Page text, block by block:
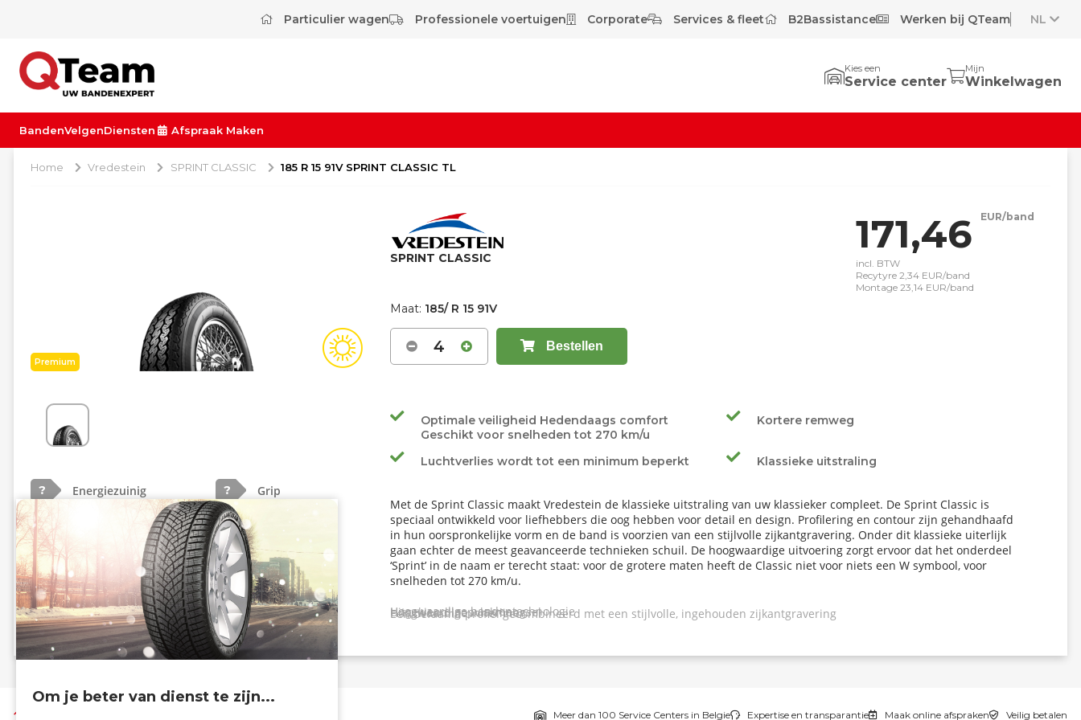
Om je beter van dienst te zijn...
Particulier wagen Professionele voertuigen Corporate Services & fleet B2Bassistance Werken bij QTeam NL
Kies een
Service center
Mijn
Winkelwagen
BandenVelgenDiensten Afspraak Maken
Home Vredestein SPRINT CLASSIC 185 R 15 91V SPRINT CLASSIC TL
Premium
? Energiezuinig ? Grip
Info eprel
SPRINT CLASSIC
171,46 EUR/band
incl. BTW
Recytyre 2,34 EUR/band
Montage 23,14 EUR/band
Maat: 185/ R 15 91V
4 Bestellen
Optimale veiligheid Hedendaags comfort
Geschikt voor snelheden tot 270 km/u
Kortere remweg
Luchtverlies wordt tot een minimum beperkt Klassieke uitstraling
Met de Sprint Classic maakt Vredestein de klassieke uitstraling van uw klassieker compleet. De Sprint Classic is
speciaal ontwikkeld voor liefhebbers die oog hebben voor detail en design. Profilering en contour zijn gehandhaafd
in hun oorspronkelijke vorm en de band is voorzien van een stijlvolle zijkantgravering. Onder dit klassieke uiterlijk
gaan echter de meest geavanceerde technieken schuil. De hoogwaardige uitvoering zorgt ervoor dat het onderdeel
‘Sprint’ in de naam er terecht staat: voor de grotere maten heeft de Classic niet voor niets een W symbool, voor
snelheden tot 270 km/u.
Hoogwaardige bandentechnologie
Uitgekiend loopvlakmengsel
Hoogwaardige innerliner
Een befaamd profiel gecombineerd met een stijlvolle, ingehouden zijkantgravering
Meer dan 100 Service Centers in Belgie Expertise en transparantie Maak online afspraken Veilig betalen